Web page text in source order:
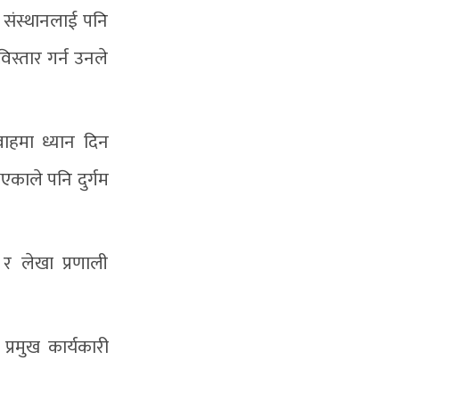
पनि
गर्न उनले
ध्यान दिन
पनि दुर्गम
लेखा प्रणाली
कार्यकारी